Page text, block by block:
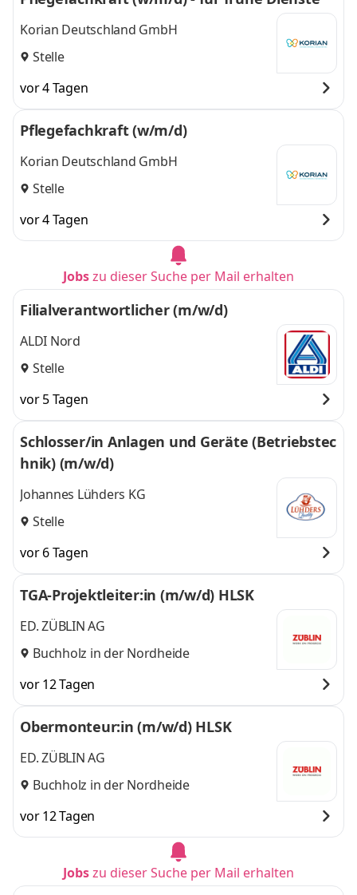
Korian Deutschland GmbH
Stelle
vor 4 Tagen
Pflegefachkraft (w/m/d)
Korian Deutschland GmbH
Stelle
vor 4 Tagen
Jobszu dieser Suche per Mail erhalten
Filialverantwortlicher (m/w/d)
ALDI Nord
Stelle
vor 5 Tagen
Schlosser/in Anlagen und Geräte (Betriebstec
hnik) (m/w/d)
Johannes Lühders KG
Stelle
vor 6 Tagen
TGA-Projektleiter:in (m/w/d) HLSK
ED. ZÜBLIN AG
Buchholz in der Nordheide
vor 12 Tagen
Obermonteur:in (m/w/d) HLSK
ED. ZÜBLIN AG
Buchholz in der Nordheide
vor 12 Tagen
Jobszu dieser Suche per Mail erhalten